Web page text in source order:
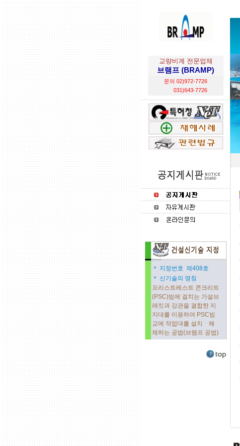
교량비계 전문업체
브램프 (BRAMP)
문의 02)972-7726
031)643-7726
＊ 지정번호 제408호
＊ 신기술의 명칭
프리스트레스트 콘크리트
(PSC)빔에 걸치는 가설브
래킷과 강관을 결합한 지
지대를 이용하여 PSC빔
교에 작업대를 설치ㆍ해
체하는 공법(브램프 공법)